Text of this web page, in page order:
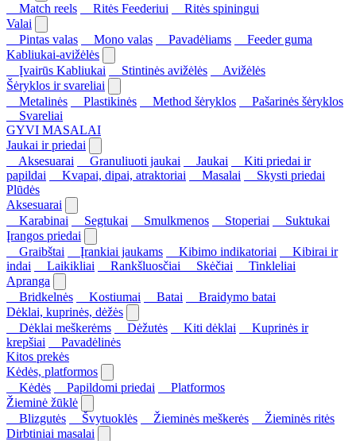
Match reels
Ritės Feederiui
Ritės spiningui
Valai
Pintas valas
Mono valas Pavadėliams
Feeder guma
Kabliukai-avižėlės
Įvairūs Kabliukai
Stintinės avižėlės
Avižėlės
Šėryklos ir svareliai
Metalinės
Plastikinės Method šėryklos
Pašarinės šėryklos
Svareliai
GYVI MASALAI
Jaukai ir priedai
Aksesuarai
Granuliuoti jaukai Jaukai
Kiti priedai ir
papildai
Kvapai, dipai, atraktoriai Masalai
Skysti priedai
Plūdės
Aksesuarai
Karabinai
Segtukai Smulkmenos Stoperiai
Suktukai
Įrangos priedai
Graibštai
Įrankiai jaukams Kibimo indikatoriai
Kibirai ir
indai
Laikikliai Rankšluosčiai Skėčiai
Tinkleliai
Apranga
Bridkelnės
Kostiumai Batai
Braidymo batai
Dėklai, kuprinės, dėžės
Dėklai meškerėms
Dėžutės Kiti dėklai
Kuprinės ir
krepšiai
Pavadėlinės
Kitos prekės
Kėdės, platformos
Kėdės
Papildomi priedai
Platformos
Žieminė žūklė
Blizgutės
Švytuoklės Žieminės meškerės
Žieminės ritės
Dirbtiniai masalai